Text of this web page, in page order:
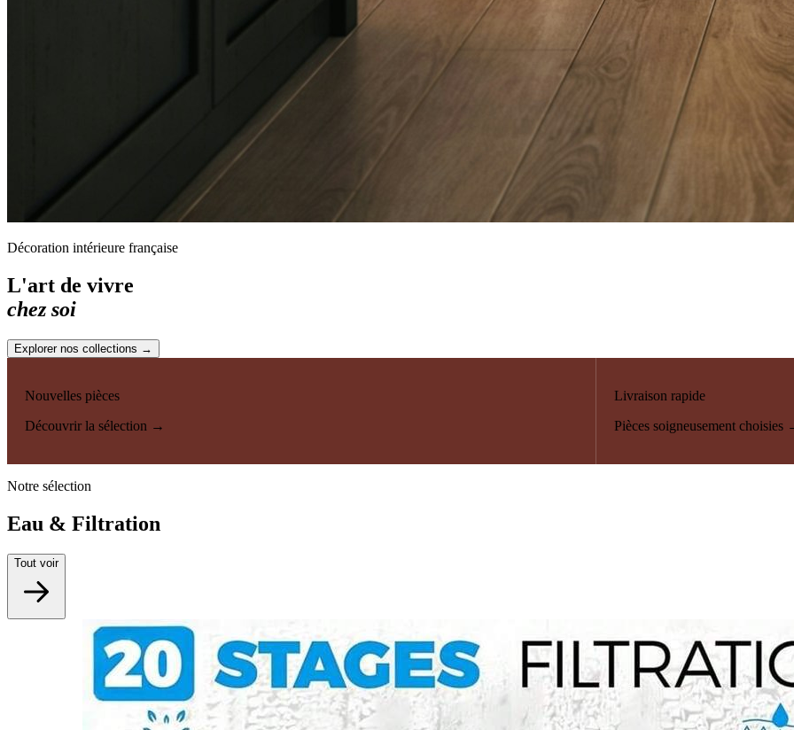
Décoration intérieure française
L'art de vivre
chez soi
Explorer nos collections →
Nouvelles pièces
Découvrir la sélection →
Livraison rapide
Pièces soigneusement choisies
Notre sélection
Eau & Filtration
Tout voir